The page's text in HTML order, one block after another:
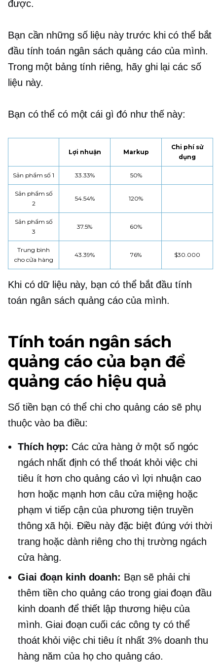
được.
Bạn cần những số liệu này trước khi có thể bắt
đầu tính toán ngân sách quảng cáo của mình.
Trong một bảng tính riêng, hãy ghi lại các số
liệu này.
Bạn có thể có một cái gì đó như thế này:
Lợi nhuận Markup
Chi phí sử
dụng
Sản phẩm số 1 33.33% 50%
Sản phẩm số
2
54.54% 120%
Sản phẩm số
3
37.5% 60%
Trung bình
cho cửa hàng
43.39% 76% $30.000
Khi có dữ liệu này, bạn có thể bắt đầu tính
toán ngân sách quảng cáo của mình.
Tính toán ngân sách
quảng cáo của bạn để
quảng cáo hiệu quả
Số tiền bạn có thể chi cho quảng cáo sẽ phụ
thuộc vào ba điều:
Thích hợp: Các cửa hàng ở một số ngóc
ngách nhất định có thể thoát khỏi việc chi
tiêu ít hơn cho quảng cáo vì lợi nhuận cao
hơn hoặc mạnh hơncâu cửa miệng hoặc
phạm vi tiếp cận của phương tiện truyền
thông xã hội. Điều này đặc biệt đúng với thời
trang hoặc dành riêng cho thị trường ngách
cửa hàng.
Giai đoạn kinh doanh: Bạn sẽ phải chi
thêm tiền cho quảng cáo trong giai đoạn đầu
kinh doanh để thiết lập thương hiệu của
mình. Giai đoạn cuối các công ty có thể
thoát khỏi việc chi tiêu ít nhất 3% doanh thu
hàng năm của họ cho quảng cáo.